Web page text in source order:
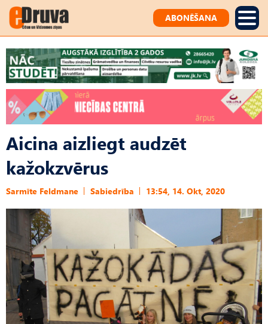
ABONĒŠANA
Aicina aizliegt audzēt
kažokzvērus
Sarmīte Feldmane Sabiedrība 13:54, 14. Okt, 2020